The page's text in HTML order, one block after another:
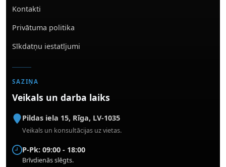
Kontakti
Privātuma politika
Sīkdatņu iestatījumi
SAZIŅA
Veikals un darba laiks
Pildas iela 15, Rīga, LV-1035
Veikals un konsultācijas uz vietas.
P-Pk: 09:00 - 18:00
Brīvdienās slēgts.